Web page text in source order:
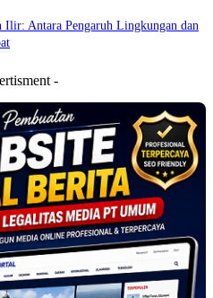
Ilir: Antara Pengaruh Lingkungan dan
-